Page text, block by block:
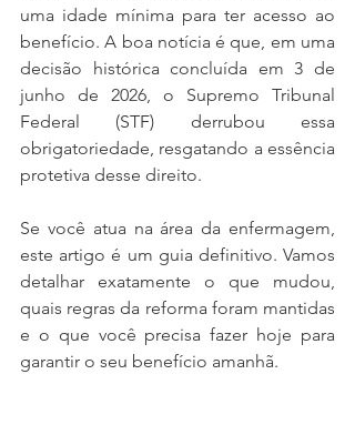
uma idade mínima para ter acesso ao
benefício. A boa notícia é que, em uma
decisão histórica concluída em 3 de
junho de 2026, o Supremo Tribunal
Federal (STF) derrubou essa
obrigatoriedade, resgatando a essência
protetiva desse direito.
Se você atua na área da enfermagem,
este artigo é um guia definitivo. Vamos
detalhar exatamente o que mudou,
quais regras da reforma foram mantidas
e o que você precisa fazer hoje para
garantir o seu benefício amanhã.